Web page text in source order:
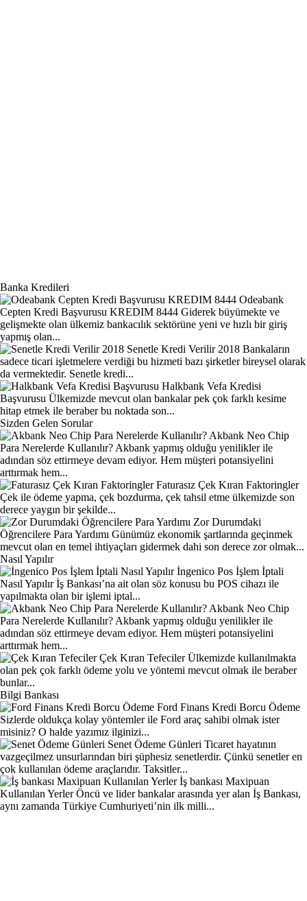
Banka Kredileri
Odeabank
Cepten Kredi Başvurusu KREDIM 8444 Giderek büyümekte ve
gelişmekte olan ülkemiz bankacılık sektörüne yeni ve hızlı bir giriş
yapmış olan...
Senetle Kredi Verilir 2018 Bankaların
sadece ticari işletmelere verdiği bu hizmeti bazı şirketler bireysel olarak
da vermektedir. Senetle kredi...
Halkbank Vefa Kredisi
Başvurusu Ülkemizde mevcut olan bankalar pek çok farklı kesime
hitap etmek ile beraber bu noktada son...
Sizden Gelen Sorular
Akbank Neo Chip
Para Nerelerde Kullanılır? Akbank yapmış olduğu yenilikler ile
adından söz ettirmeye devam ediyor. Hem müşteri potansiyelini
arttırmak hem...
Faturasız Çek Kıran Faktoringler
Çek ile ödeme yapma, çek bozdurma, çek tahsil etme ülkemizde son
derece yaygın bir şekilde...
Zor Durumdaki
Öğrencilere Para Yardımı Günümüz ekonomik şartlarında geçinmek
mevcut olan en temel ihtiyaçları gidermek dahi son derece zor olmak...
Nasıl Yapılır
İngenico Pos İşlem İptali
Nasıl Yapılır İş Bankası’na ait olan söz konusu bu POS cihazı ile
yapılmakta olan bir işlemi iptal...
Akbank Neo Chip
Para Nerelerde Kullanılır? Akbank yapmış olduğu yenilikler ile
adından söz ettirmeye devam ediyor. Hem müşteri potansiyelini
arttırmak hem...
Çek Kıran Tefeciler Ülkemizde kullanılmakta
olan pek çok farklı ödeme yolu ve yöntemi mevcut olmak ile beraber
bunlar...
Bilgi Bankası
Ford Finans Kredi Borcu Ödeme
Sizlerde oldukça kolay yöntemler ile Ford araç sahibi olmak ister
misiniz? O halde yazımız ilginizi...
Senet Ödeme Günleri Ticaret hayatının
vazgeçilmez unsurlarından biri şüphesiz senetlerdir. Çünkü senetler en
çok kullanılan ödeme araçlarıdır. Taksitler...
İş bankası Maxipuan
Kullanılan Yerler Öncü ve lider bankalar arasında yer alan İş Bankası,
aynı zamanda Türkiye Cumhuriyeti’nin ilk milli...